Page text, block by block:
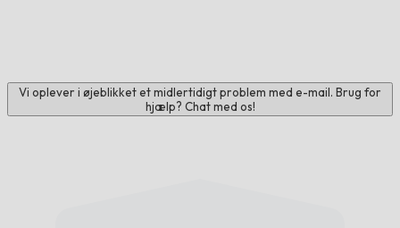
Vi oplever i øjeblikket et midlertidigt problem med e-mail. Brug for
hjælp? Chat med os!